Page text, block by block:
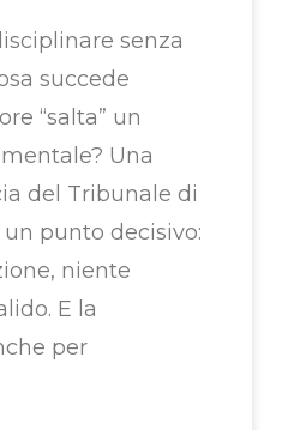
senza
succede
“salta” un
Una
del Tribunale di
punto decisivo:
niente
E la
per